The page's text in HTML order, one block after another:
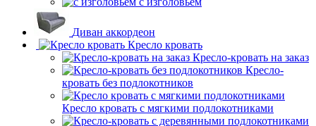
Диван аккордеон
Кресло кровать
Кресло-кровать на заказ
Кресло-
кровать без подлокотников
Кресло кровать с мягкими подлокотниками